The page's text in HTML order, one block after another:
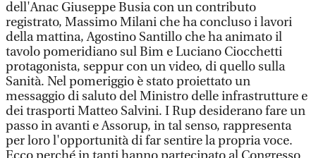
dell'Anac Giuseppe Busia con un contributo
registrato, Massimo Milani che ha concluso i lavori
della mattina, Agostino Santillo che ha animato il
tavolo pomeridiano sul Bim e Luciano Ciocchetti
protagonista, seppur con un video, di quello sulla
Sanità. Nel pomeriggio è stato proiettato un
messaggio di saluto del Ministro delle infrastrutture e
dei trasporti Matteo Salvini. I Rup desiderano fare un
passo in avanti e Assorup, in tal senso, rappresenta
per loro l'opportunità di far sentire la propria voce.